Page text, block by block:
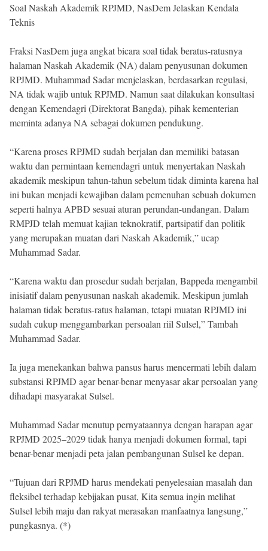
Soal Naskah Akademik RPJMD, NasDem Jelaskan Kendala
Teknis
Fraksi NasDem juga angkat bicara soal tidak beratus-ratusnya
halaman Naskah Akademik (NA) dalam penyusunan dokumen
RPJMD. Muhammad Sadar menjelaskan, berdasarkan regulasi,
NA tidak wajib untuk RPJMD. Namun saat dilakukan konsultasi
dengan Kemendagri (Direktorat Bangda), pihak kementerian
meminta adanya NA sebagai dokumen pendukung.
“Karena proses RPJMD sudah berjalan dan memiliki batasan
waktu dan permintaan kemendagri untuk menyertakan Naskah
akademik meskipun tahun-tahun sebelum tidak diminta karena hal
ini bukan menjadi kewajiban dalam pemenuhan sebuah dokumen
seperti halnya APBD sesuai aturan perundan-undangan. Dalam
RMPJD telah memuat kajian teknokratif, partsipatif dan politik
yang merupakan muatan dari Naskah Akademik,” ucap
Muhammad Sadar.
“Karena waktu dan prosedur sudah berjalan, Bappeda mengambil
inisiatif dalam penyusunan naskah akademik. Meskipun jumlah
halaman tidak beratus-ratus halaman, tetapi muatan RPJMD ini
sudah cukup menggambarkan persoalan riil Sulsel,” Tambah
Muhammad Sadar.
Ia juga menekankan bahwa pansus harus mencermati lebih dalam
substansi RPJMD agar benar-benar menyasar akar persoalan yang
dihadapi masyarakat Sulsel.
Muhammad Sadar menutup pernyataannya dengan harapan agar
RPJMD 2025–2029 tidak hanya menjadi dokumen formal, tapi
benar-benar menjadi peta jalan pembangunan Sulsel ke depan.
“Tujuan dari RPJMD harus mendekati penyelesaian masalah dan
fleksibel terhadap kebijakan pusat, Kita semua ingin melihat
Sulsel lebih maju dan rakyat merasakan manfaatnya langsung,”
pungkasnya. (*)